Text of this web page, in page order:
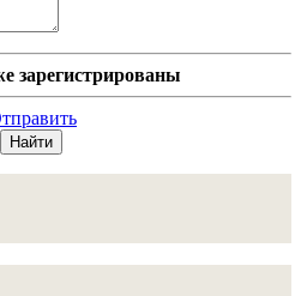
зарегистрированы
Найти